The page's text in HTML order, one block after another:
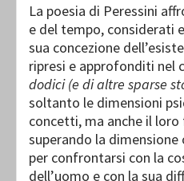
La poesia di Peressini
e del tempo, considerati
sua concezione
ripresi e approfonditi nel
dodici (e di altre sparse
soltanto le dimensioni
concetti, ma anche il
superando la
per confrontarsi con la
dell’uomo e con la sua